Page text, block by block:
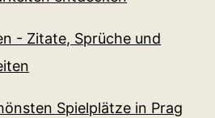
- Zitate, Sprüche und
Spielplätze in Prag